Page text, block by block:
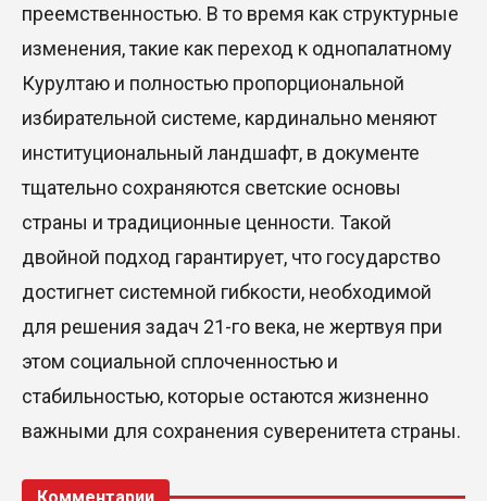
преемственностью. Вто время как структурные
изменения, такие как переход к однопалатному
Курултаю и полностью пропорциональной
избирательной системе, кардинально меняют
институциональный ландшафт, в документе
тщательно сохраняются светские основы
страны и традиционные ценности. Такой
двойной подход гарантирует, что государство
достигнет системной гибкости, необходимой
для решения задач 21-го века, не жертвуя при
этом социальной сплоченностью и
стабильностью, которые остаются жизненно
важными для сохранения суверенитета страны.
Комментарии